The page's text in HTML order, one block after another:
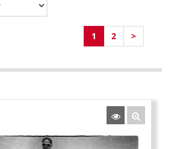
1 2 >